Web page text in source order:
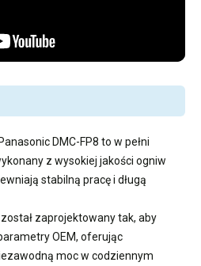
DMC-FP8 to w pełni
z wysokiej jakości ogniw
stabilną pracę i długą
został zaprojektowany tak, aby
OEM, oferując
moc w codziennym